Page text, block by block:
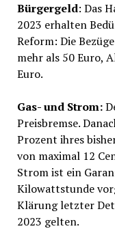
Bürgergeld: Das
2023 erhalten
Reform: Die
mehr als 50 Euro,
Euro.
Gas- und Strom:
Preisbremse.
Prozent ihres
von maximal 12
Strom ist ein
Kilowattstunde
Klärung letzter
2023 gelten.